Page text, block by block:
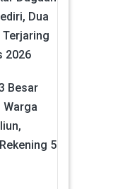
Dua
Terjaring
2026
Besar
Warga
5